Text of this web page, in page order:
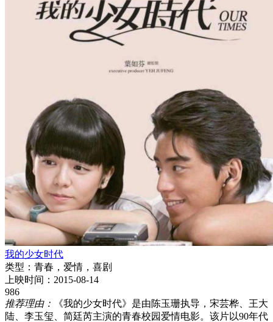
我的少女时代
类型： 青春，爱情，喜剧
上映时间： 2015-08-14
986
推荐理由：
《我的少女时代》是由陈玉珊执导，宋芸桦、王大
陆、李玉玺、简廷芮主演的青春校园爱情电影。该片以90年代